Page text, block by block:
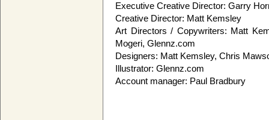
Executive Creative Director: Garry
Creative Director: Matt Kemsley
Art Directors / Copywriters: Matt
Mogeri, Glennz.com
Designers: Matt Kemsley, Chris
Illustrator: Glennz.com
Account manager: Paul Bradbury